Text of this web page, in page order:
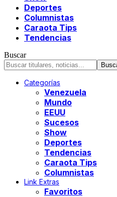
Deportes
Columnistas
Caraota Tips
Tendencias
Buscar
Categorías
Venezuela
Mundo
EEUU
Sucesos
Show
Deportes
Tendencias
Caraota Tips
Columnistas
Link Extras
Favoritos